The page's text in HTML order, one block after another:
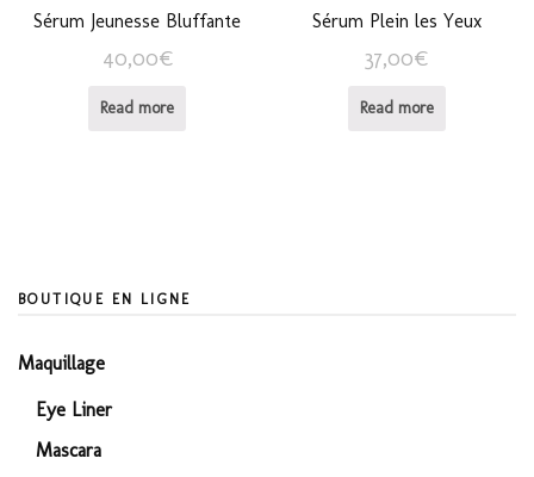
Sérum Jeunesse Bluffante
40,00€
Read more
Sérum Plein les Yeux
37,00€
Read more
BOUTIQUE EN LIGNE
Maquillage
Eye Liner
Mascara